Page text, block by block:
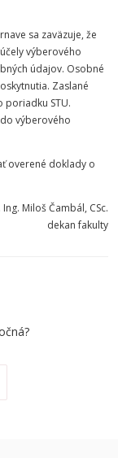
sa zaväzuje, že
výberového
údajov. Osobné
Zaslané
poriadku STU.
výberového
overené doklady o
Miloš Čambál, CSc.
dekan fakulty